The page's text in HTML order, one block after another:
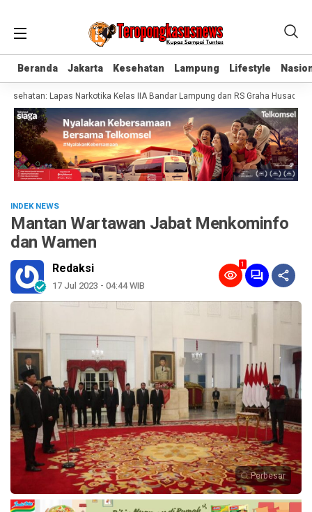
Beranda Jakarta Kesehatan Lampung Lifestyle
Beranda Jakarta Kesehatan Lampung Lifestyle
Lapas Narkotika Kelas IIA Bandar Lampung dan RS Graha Husada
INDEK NEWS
Mantan Wartawan Jabat Menkominfo
dan Wamen
Redaksi
17 Jul 2023 - 04:44 WIB
1
Perbesar